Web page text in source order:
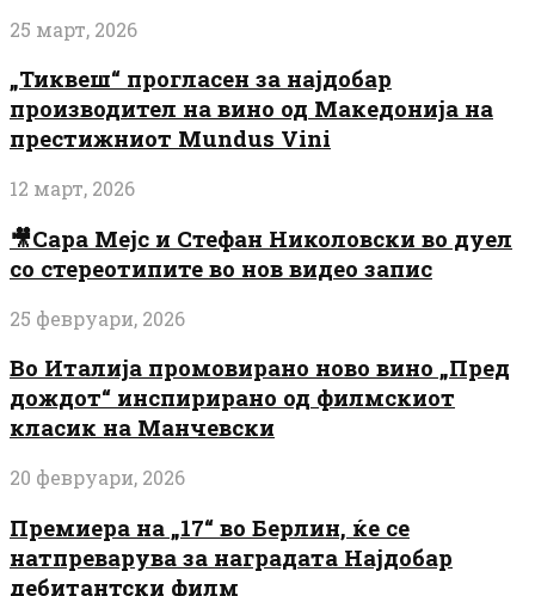
25 март, 2026
„Тиквеш“ прогласен за најдобар
производител на вино од Македонија на
престижниот Mundus Vini
12 март, 2026
🎥Сара Мејс и Стефан Николовски во дуел
со стереотипите во нов видео запис
25 февруари, 2026
Во Италија промовирано ново вино „Пред
дождот“ инспирирано од филмскиот
класик на Манчевски
20 февруари, 2026
Премиера на „17“ во Берлин, ќе се
натпреварува за наградата Најдобар
дебитантски филм